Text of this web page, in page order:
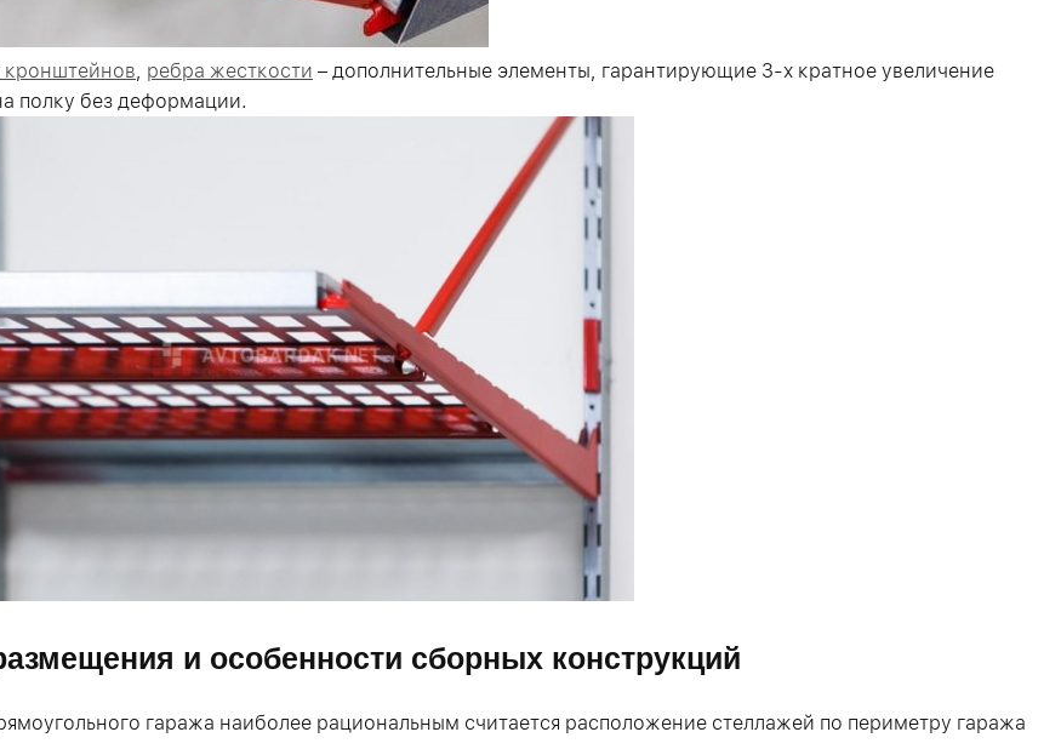
кронштейнов ребра жесткости – дополнительные элементы, гарантирующие 3-х кратное увеличение
полку без деформации.
и особенности сборных конструкций
гаража наиболее рациональным считается расположение стеллажей по периметру гаража